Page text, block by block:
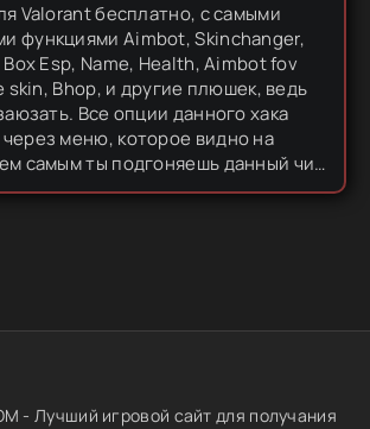
Valorant бесплатно, с самыми
функциями Aimbot, Skinchanger,
Esp, Name, Health, Aimbot fov
skin, Bhop, и другие плюшек, ведь
Все опции данного хака
меню, которое видно на
самым ты подгоняешь данный чит
под свои нужды. Этот софт очень
- Лучший игровой сайт для получания